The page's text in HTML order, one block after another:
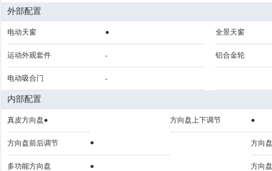
外部配置
电动天窗 ● 全景天窗
运动外观套件 - 铝合金轮
电动吸合门 -
内部配置
真皮方向盘● 方向盘上下调节 ●
方向盘前后调节 ● 方向
多功能方向盘 ● 方向